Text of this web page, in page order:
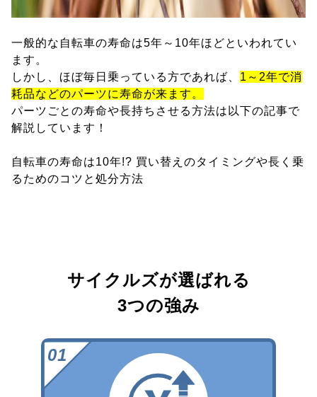
一般的な自転車の寿命は5年～10年ほどといわれてい
ます。
しかし、ほぼ毎日乗っている方であれば、 1～2年で消
耗品などのパーツに寿命が来ます。
パーツごとの寿命や長持ちさせる方法は以下の記事で
解説しています！
自転車の寿命は10年!? 買い替えのタイミングや長く乗
るためのコツと処分方法
サイクルズが選ばれる
3つの強み